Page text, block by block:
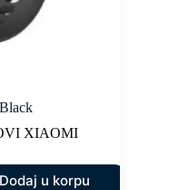
XIAOMI
Dodaj u korpu